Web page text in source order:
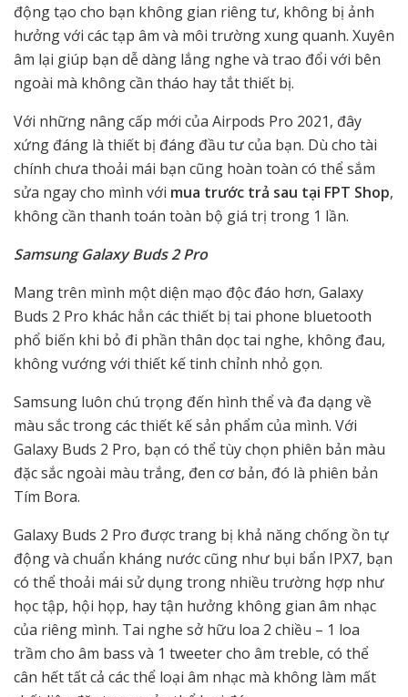
động tạo cho bạn không gian riêng tư, không bị ảnh
hưởng với các tạp âm và môi trường xung quanh. Xuyên
âm lại giúp bạn dễ dàng lắng nghe và trao đổi với bên
ngoài mà không cần tháo hay tắt thiết bị.
Với những nâng cấp mới của Airpods Pro 2021, đây
xứng đáng là thiết bị đáng đầu tư của bạn. Dù cho tài
chính chưa thoải mái bạn cũng hoàn toàn có thể sắm
sửa ngay cho mình với mua trước trả sau tại FPT Shop,
không cần thanh toán toàn bộ giá trị trong 1 lần.
Samsung Galaxy Buds 2 Pro
Mang trên mình một diện mạo độc đáo hơn, Galaxy
Buds 2 Pro khác hẳn các thiết bị tai phone bluetooth
phổ biến khi bỏ đi phần thân dọc tai nghe, không đau,
không vướng với thiết kế tinh chỉnh nhỏ gọn.
Samsung luôn chú trọng đến hình thể và đa dạng về
màu sắc trong các thiết kế sản phẩm của mình. Với
Galaxy Buds 2 Pro, bạn có thể tùy chọn phiên bản màu
đặc sắc ngoài màu trắng, đen cơ bản, đó là phiên bản
Tím Bora.
Galaxy Buds 2 Pro được trang bị khả năng chống ồn tự
động và chuẩn kháng nước cũng như bụi bẩn IPX7, bạn
có thể thoải mái sử dụng trong nhiều trường hợp như
học tập, hội họp, hay tận hưởng không gian âm nhạc
của riêng mình. Tai nghe sở hữu loa 2 chiều – 1 loa
trầm cho âm bass và 1 tweeter cho âm treble, có thể
cân hết tất cả các thể loại âm nhạc mà không làm mất